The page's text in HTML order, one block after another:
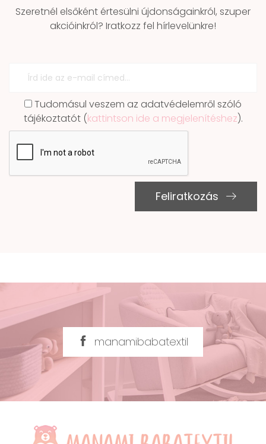
Szeretnél elsőként értesülni újdonságainkról, szuper
akcióinkról? Iratkozz fel hírlevelünkre!
Tudomásul veszem az adatvédelemről szóló
tájékoztatót (kattintson ide a megjelenítéshez).
Feliratkozás
manamibabatextil